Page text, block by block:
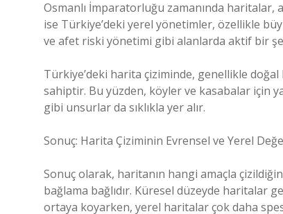
Osmanlı İmparatorluğu zamanında
ise Türkiye’deki yerel yönetimler, özellikle
ve afet riski yönetimi gibi alanlarda aktif bir
Türkiye’deki harita çiziminde, genellikle
sahiptir. Bu yüzden, köyler ve kasabalar için
gibi unsurlar da sıklıkla yer alır.
Sonuç: Harita Çiziminin Evrensel ve Yerel
Sonuç olarak, haritanın hangi amaçla
bağlama bağlıdır. Küresel düzeyde haritalar
ortaya koyarken, yerel haritalar çok daha